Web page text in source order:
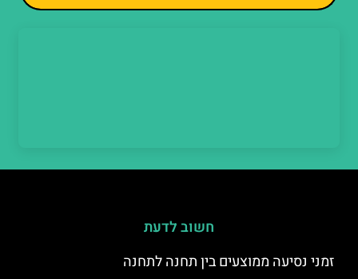
חשוב לדעת
זמני נסיעה ממוצעים בין תחנה לתחנה